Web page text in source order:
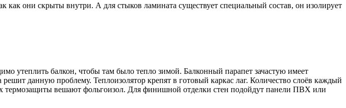
они скрыты внутри. А для стыков ламината существует специальный состав, он изолирует
утеплить балкон, чтобы там было тепло зимой. Балконный парапет зачастую имеет
данную проблему. Теплоизолятор крепят в готовый каркас лаг. Количество слоёв каждый
термозащиты вешают фольгоизол. Для финишной отделки стен подойдут панели ПВХ или